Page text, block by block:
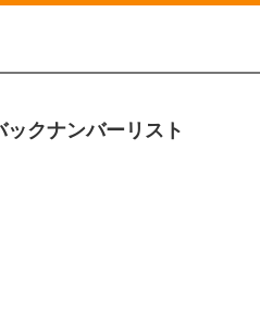
ックナンバーリスト